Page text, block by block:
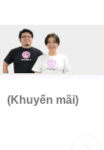
(Khuyến mãi)